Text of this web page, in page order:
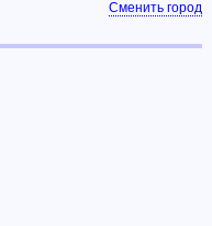
Сменить город